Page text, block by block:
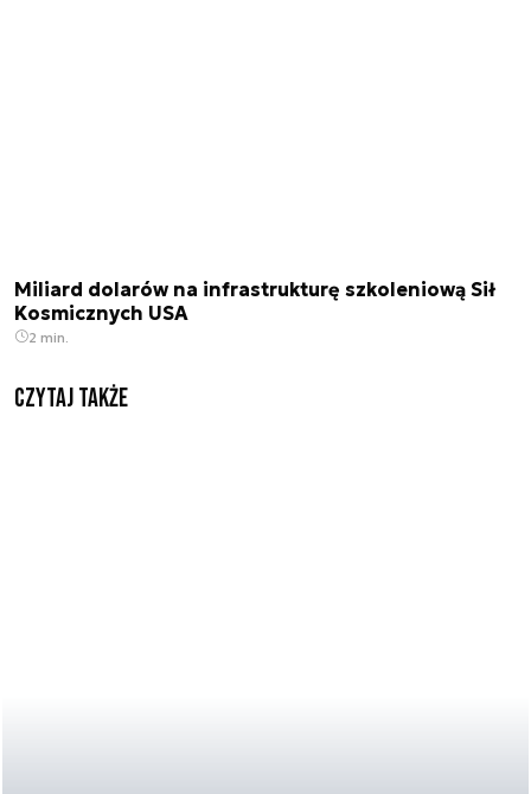
Miliard dolarów na infrastrukturę szkoleniową Sił
Kosmicznych USA
2 min.
Czytaj także